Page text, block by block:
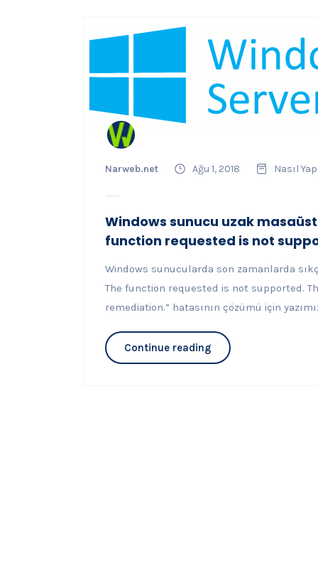
Narweb.net Ağu 1, 2018 Nasıl
Windows sunucu uzak
function requested is not
Windows sunucularda son zamanlarda
The function requested is not supported.
remediation.” hatasının çözümü için
Continue reading